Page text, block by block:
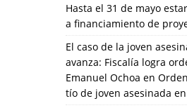
Hasta el 31 de mayo
a financiamiento de
El caso de la joven
avanza: Fiscalía logra
Emanuel Ochoa en
tío de joven asesinada